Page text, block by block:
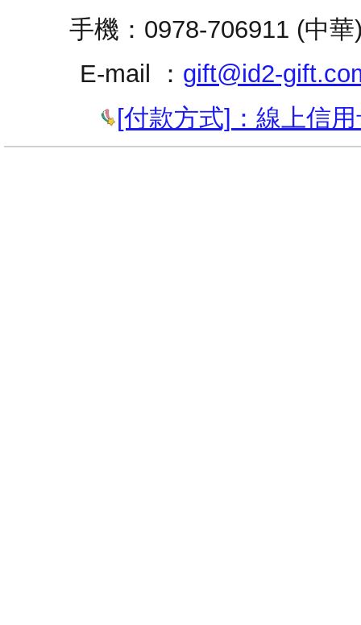
手機：0978-706911 (中
E-mail ： gift@id2-
[付款方式]：線上信